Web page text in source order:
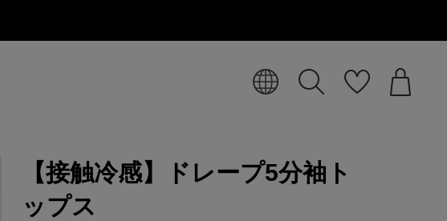
【接触冷感】ドレープ5分袖ト
ップス